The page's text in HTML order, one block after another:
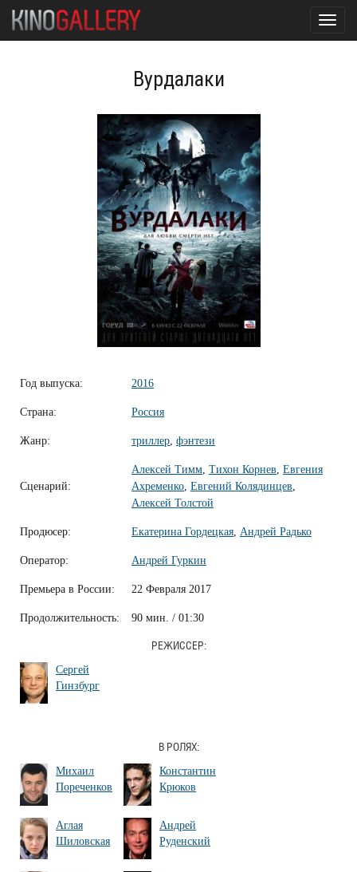
Вурдалаки
Год выпуска: 2016
Страна: Россия
Жанр: триллер фэнтези
Сценарий:
Алексей Тимм Тихон Корнев Евгения
Ахременко Евгений Колядинцев
Алексей Толстой
Продюсер: Екатерина Гордецкая Андрей Радько
Оператор: Андрей Гуркин
Премьера в России: 22 Февраля 2017
Продолжительность: 90 мин. / 01:30
РЕЖИССЕР:
Сергей
Гинзбург
В РОЛЯХ:
Михаил
Пореченков
Константин
Крюков
Аглая
Шиловская
Андрей
Руденский